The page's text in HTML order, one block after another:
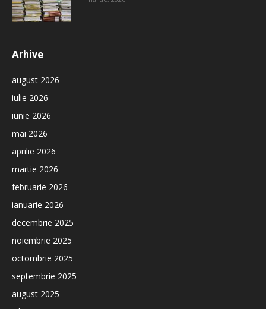
Arhive
august 2026
iulie 2026
iunie 2026
mai 2026
aprilie 2026
martie 2026
februarie 2026
ianuarie 2026
decembrie 2025
noiembrie 2025
octombrie 2025
septembrie 2025
august 2025